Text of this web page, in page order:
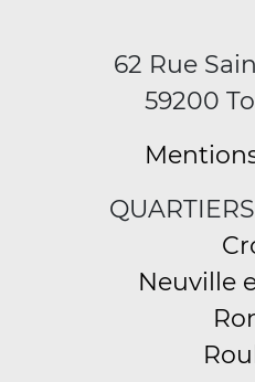
62 Rue
59200
Neuville